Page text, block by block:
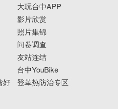
好
大玩台中APP
影片欣赏
照片集锦
问卷调查
友站连结
台中YouBike
登革热防治专区